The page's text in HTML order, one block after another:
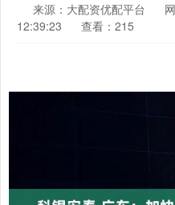
来源：大配资优配平台
12:39:23
查看：215